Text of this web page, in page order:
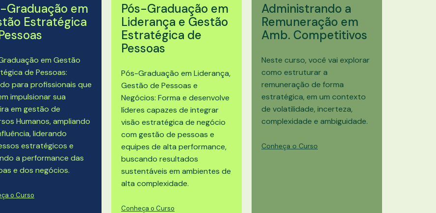
Graduação em
Estratégica
em Gestão
de Pessoas:
para profissionais que
impulsionar sua
em gestão de
Humanos, ampliando
liderando
estratégicos e
a performance das
e dos negócios.
o Curso
Pós-Graduação em
Liderança e Gestão
Estratégica de
Pessoas
Pós-Graduação em Liderança,
Gestão de Pessoas e
Negócios: Forma e desenvolve
líderes capazes de integrar
visão estratégica de negócio
com gestão de pessoas e
equipes de alta performance,
buscando resultados
sustentáveis em ambientes de
alta complexidade.
Conheça o Curso
Administrando a
Remuneração em
Amb. Competitivos
Neste curso, você vai explorar
como estruturar a
remuneração de forma
estratégica, em um contexto
de volatilidade, incerteza,
complexidade e ambiguidade.
Conheça o Curso